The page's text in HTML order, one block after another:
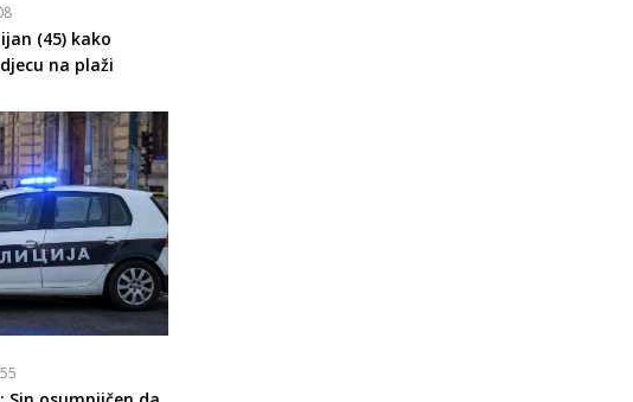
(45) kako
na plaži